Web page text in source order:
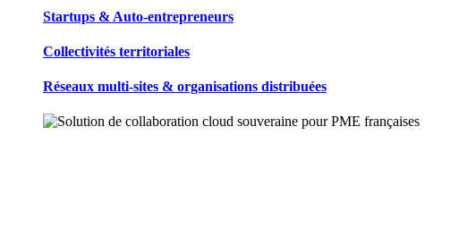
Startups & Auto-entrepreneurs
Collectivités territoriales
Réseaux multi-sites & organisations distribuées